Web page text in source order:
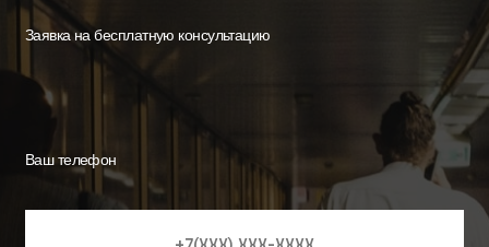
Заявка на бесплатную консультацию
Ваш телефон